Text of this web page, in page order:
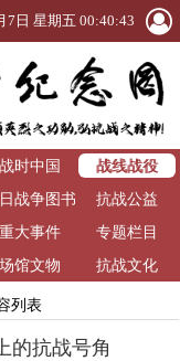
7日 星期五 00:40:43
战时中国
战线战役
战争图书
馆
抗战公益
重大事件
专题栏目
场馆文物 抗战文化
列表
抗战号角